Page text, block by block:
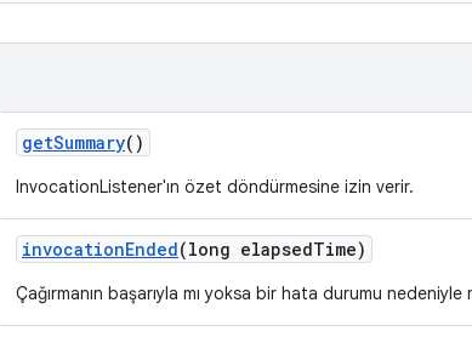
getSummary()
InvocationListener'ın özet döndürmesine izin verir.
invocationEnded(long elapsedTime)
Çağırmanın başarıyla mı yoksa bir hata durumu nedeniyle